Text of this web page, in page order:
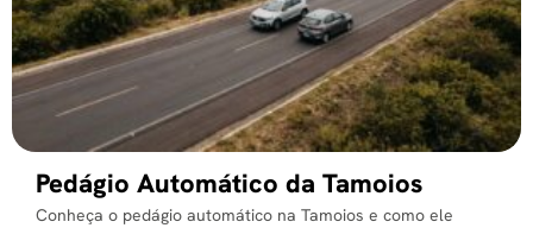
Pedágio Automático da Tamoios
Conheça o pedágio automático na Tamoios e como ele